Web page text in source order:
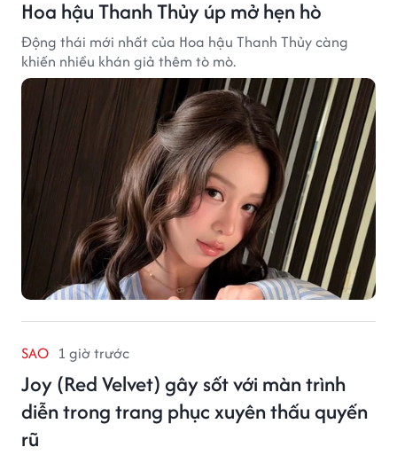
Hoa hậu Thanh Thủy úp mở hẹn hò
Động thái mới nhất của Hoa hậu Thanh Thủy càng
khiến nhiều khán giả thêm tò mò.
SAO 1 giờ trước
Joy (Red Velvet) gây sốt với màn trình
diễn trong trang phục xuyên thấu quyến
rũ